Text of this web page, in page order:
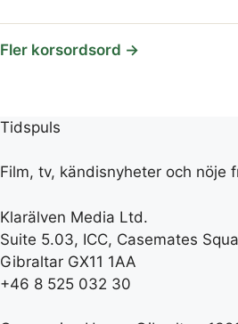
Fler korsordsord →
Tidspuls
Film, tv, kändisnyheter och nöje
Klarälven Media Ltd.
Suite 5.03, ICC, Casemates
Gibraltar GX11 1AA
+46 8 525 032 30